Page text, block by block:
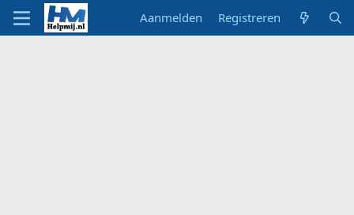
Aanmelden Registreren